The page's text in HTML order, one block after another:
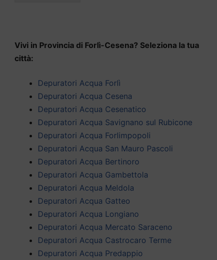
Vivi in Provincia di Forlì-Cesena? Seleziona la tua
città:
Depuratori Acqua Forlì
Depuratori Acqua Cesena
Depuratori Acqua Cesenatico
Depuratori Acqua Savignano sul Rubicone
Depuratori Acqua Forlimpopoli
Depuratori Acqua San Mauro Pascoli
Depuratori Acqua Bertinoro
Depuratori Acqua Gambettola
Depuratori Acqua Meldola
Depuratori Acqua Gatteo
Depuratori Acqua Longiano
Depuratori Acqua Mercato Saraceno
Depuratori Acqua Castrocaro Terme
Depuratori Acqua Predappio